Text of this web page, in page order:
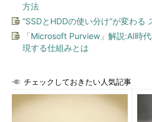
方法
“SSDとHDDの使い分け”が変わる
「Microsoft Purview」解説:AI時
現する仕組みとは
チェックしておきたい人気記事